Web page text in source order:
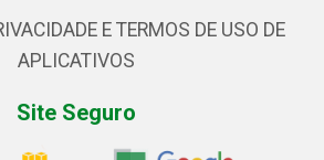
E TERMOS DE USO DE
APLICATIVOS
Site Seguro